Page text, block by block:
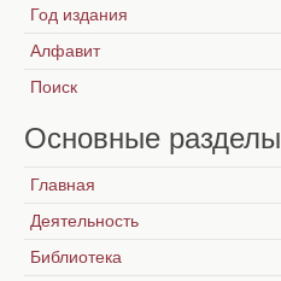
Год издания
Алфавит
Поиск
Основные разделы
Главная
Деятельность
Библиотека